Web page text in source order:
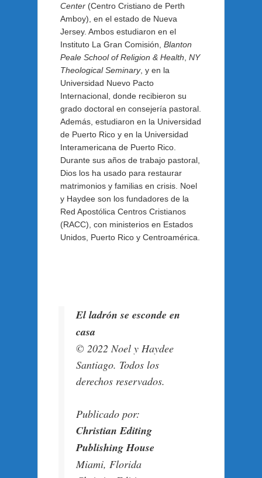
Center (Centro Cristiano de Perth
Amboy), en el estado de Nueva
Jersey. Ambos estudiaron en el
Instituto La Gran Comisión,Blanton
Peale School of Religion & Health ,NY
Theological Seminary, y en la
Universidad Nuevo Pacto
Internacional, donde recibieron su
grado doctoral en consejería pastoral.
Además, estudiaron en la Universidad
de Puerto Rico y en la Universidad
Interamericana de Puerto Rico.
Durante sus años de trabajo pastoral,
Dios los ha usado para restaurar
matrimonios y familias en crisis. Noel
y Haydee son los fundadores de la
Red Apostólica Centros Cristianos
(RACC), con ministerios en Estados
Unidos, Puerto Rico y Centroamérica.
El ladrón se esconde en
casa
© 2022 Noel y Haydee
Santiago. Todos los
derechos reservados.
Publicado por:
Christian Editing
Publishing House
Miami, Florida